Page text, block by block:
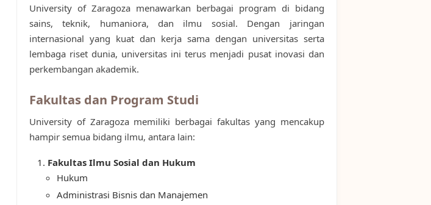
University of Zaragoza menawarkan berbagai program di bidang
sains, teknik, humaniora, dan ilmu sosial. Dengan jaringan
internasional yang kuat dan kerja sama dengan universitas serta
lembaga riset dunia, universitas ini terus menjadi pusat inovasi dan
perkembangan akademik.
Fakultas dan Program Studi
University of Zaragoza memiliki berbagai fakultas yang mencakup
hampir semua bidang ilmu, antara lain:
Fakultas Ilmu Sosial dan Hukum
Hukum
Administrasi Bisnis dan Manajemen